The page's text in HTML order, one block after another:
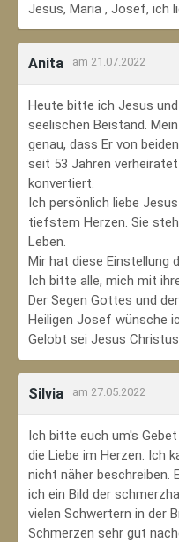
Jesus, Maria , Josef, ich
Anita am 21.07.2022
Heute bitte ich Jesus
seelischen Beistand.
genau, dass Er von
seit 53 Jahren
konvertiert.
Ich persönlich liebe
tiefstem Herzen. Sie
Leben.
Mir hat diese Einstellung
Ich bitte alle, mich mit
Der Segen Gottes und
Heiligen Josef wünsche
Gelobt sei Jesus
Silvia am 27.05.2022
Ich bitte euch um's
die Liebe im Herzen. Ich
nicht näher beschreiben.
ich ein Bild der
vielen Schwertern in der
Schmerzen sehr gut